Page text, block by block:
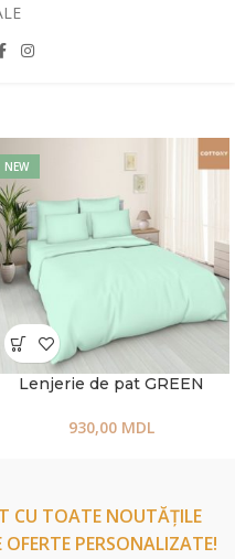
NEW
Lenjerie de pat GREEN
930,00 MDL
CU TOATE NOUTĂȚILE
PERSONALIZATE!